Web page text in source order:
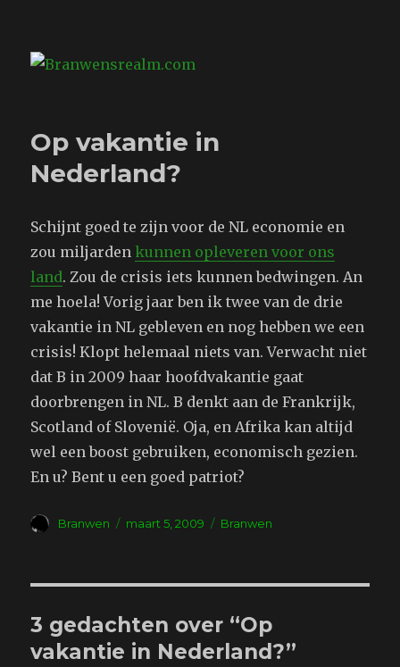
Branwensrealm.com
Op vakantie in
Nederland?
Schijnt goed te zijn voor de NL economie en
zou miljarden kunnen opleveren voor ons
land. Zou de crisis iets kunnen bedwingen. An
me hoela! Vorig jaar ben ik twee van de drie
vakantie in NL gebleven en nog hebben we een
crisis! Klopt helemaal niets van. Verwacht niet
dat B in 2009 haar hoofdvakantie gaat
doorbrengen in NL. B denkt aan de Frankrijk,
Scotland of Slovenië. Oja, en Afrika kan altijd
wel een boost gebruiken, economisch gezien.
En u? Bent u een goed patriot?
Auteur
Branwen
Geplaatst
maart 5, 2009 Tags
Branwen
3 gedachten over “Op
vakantie in Nederland?”